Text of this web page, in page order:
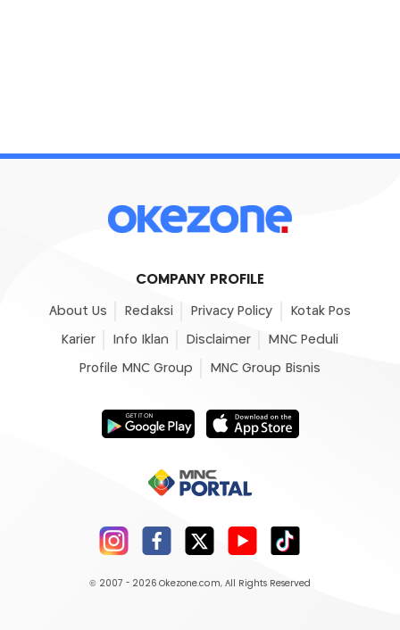
COMPANY PROFILE
About Us Redaksi Privacy Policy Kotak Pos
Karier Info Iklan Disclaimer MNC Peduli
Profile MNC Group MNC Group Bisnis
© 2007 - 2026 Okezone.com, All Rights Reserved